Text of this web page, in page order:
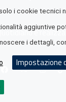
è
i cookie tecnici
aggiuntive
i dettagli,
Impostazione